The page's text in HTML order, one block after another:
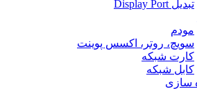
تبدیل Display Port
مودم
سویچ، روتر، اکسس پوینت
کارت شبکه
کابل شبکه
سازی